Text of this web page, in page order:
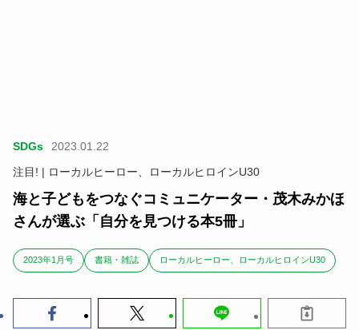
SDGs
2023.01.22
注目! | ローカルヒーロー、ローカルヒロインU30
海と子どもをつなぐコミュニケーター・茂木みかほ
さんが選ぶ「自分を見つける本5冊」
2023年1月号 書籍・雑誌 ローカルヒーロー、ローカルヒロインU30